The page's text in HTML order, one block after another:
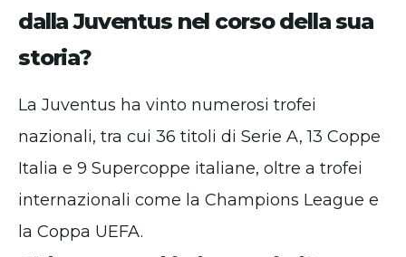
dalla Juventus nel corso della sua
storia?
La Juventus ha vinto numerosi trofei
nazionali, tra cui 36 titoli di Serie A, 13 Coppe
Italia e 9 Supercoppe italiane, oltre a trofei
internazionali come la Champions League e
la Coppa UEFA.